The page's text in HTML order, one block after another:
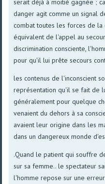
serait déjà à moitié gagnée ;
danger agit comme un signal
combat toutes les forces de la
équivalent de l'appel au
discrimination consciente,
pour qu'il lui prête secours
les contenus de l'inconscient
représentation qu'il se fait de
généralement pour quelque
venaient du dehors à sa
avaient leur origine dans les
dans un dangereux monde
.Quand le patient qui souffre
sur sa femme.. le spectateur
l'homme repose sur une